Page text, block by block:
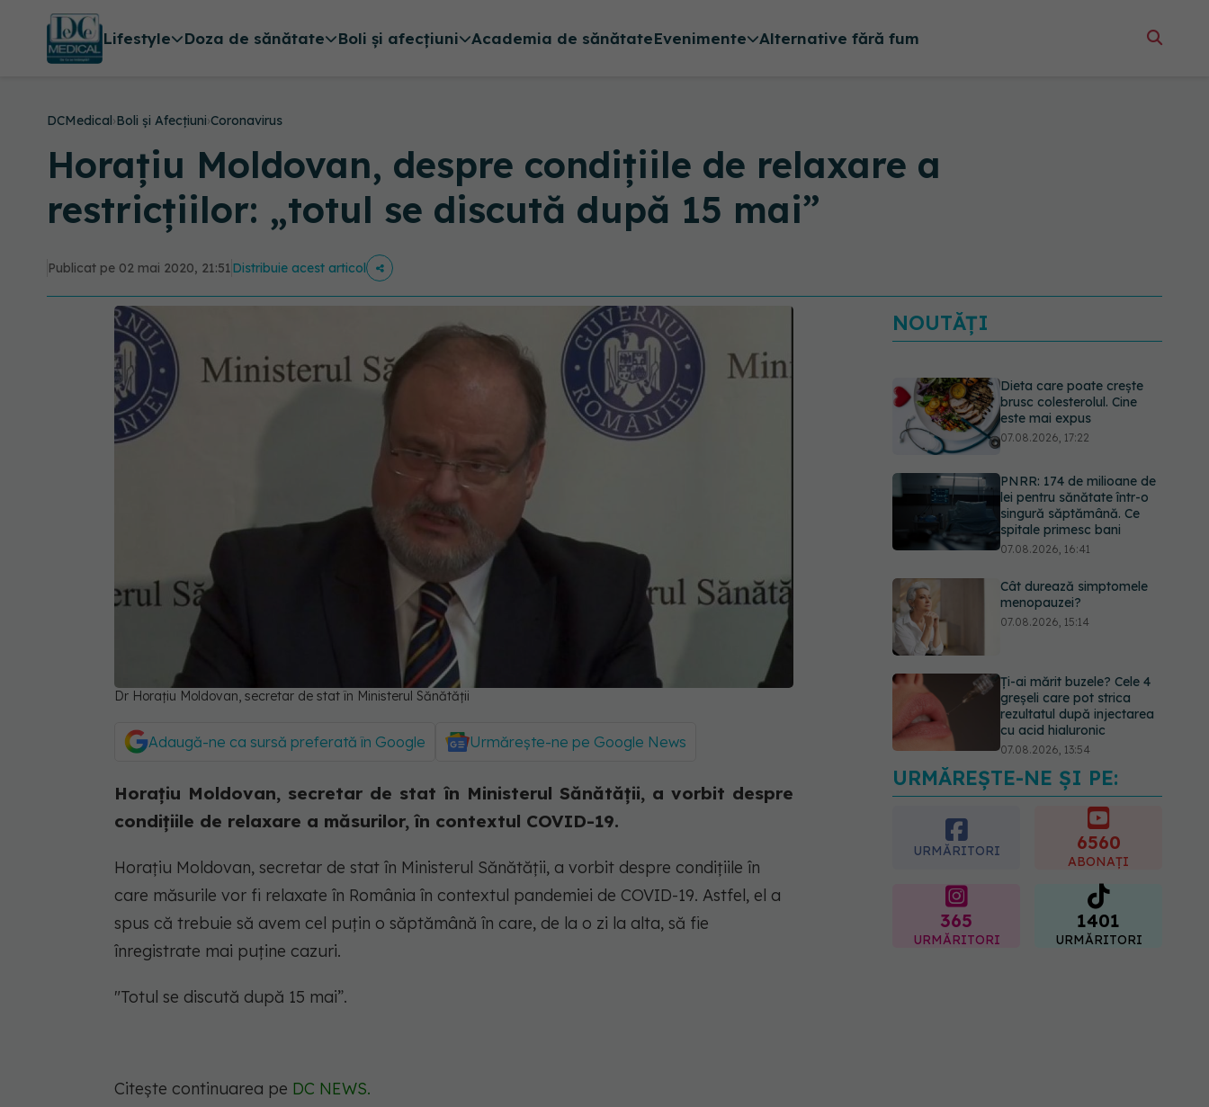
Lifestyle Doza de sănătate Boli și afecțiuni Academia de sănătateEvenimente Alternative fără fum
DCMedical›Boli și Afecțiuni›Coronavirus
Horațiu Moldovan, despre condițiile de relaxare a
restricțiilor: „totul se discută după 15 mai”
Publicat pe 02 mai 2020, 21:51Distribuie acest articol
Dr Horațiu Moldovan, secretar de stat în Ministerul Sănătății
Adaugă-ne ca sursă preferată în Google Urmărește-ne pe Google News
Horațiu Moldovan, secretar de stat în Ministerul Sănătății, a vorbit despre
condițiile de relaxare a măsurilor, în contextul COVID-19.
Horațiu Moldovan, secretar de stat în Ministerul Sănătății, a vorbit despre condițiile în
care măsurile vor fi relaxate în România în contextul pandemiei de COVID-19. Astfel, el a
spus că trebuie să avem cel puțin o săptămână în care, de la o zi la alta, să fie
înregistrate mai puține cazuri.
"Totul se discută după 15 mai”.
Citește continuarea pe DC NEWS.
NOUTĂȚI
Dieta care poate crește
brusc colesterolul. Cine
este mai expus
07.08.2026, 17:22
PNRR: 174 de milioane de
lei pentru sănătate într-o
singură săptămână. Ce
spitale primesc bani
07.08.2026, 16:41
Cât durează simptomele
menopauzei?
07.08.2026, 15:14
Ți-ai mărit buzele? Cele 4
greșeli care pot strica
rezultatul după injectarea
cu acid hialuronic
07.08.2026, 13:54
Testul din deget care ar
putea indica riscul pentru 8
07.08.2026, 18:34
URMĂREȘTE-NE ȘI PE:
URMĂRITORI 6560
ABONAȚI
365
URMĂRITORI
1401
URMĂRITORI